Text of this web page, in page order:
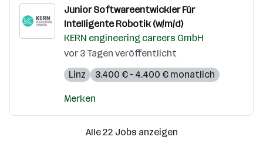
Junior Softwareentwickler Für
Intelligente Robotik (w/m/d)
KERN engineering careers GmbH
vor 3 Tagen veröffentlicht
Linz
3.400 € – 4.400 € monatlich
Merken
Alle 22 Jobs anzeigen